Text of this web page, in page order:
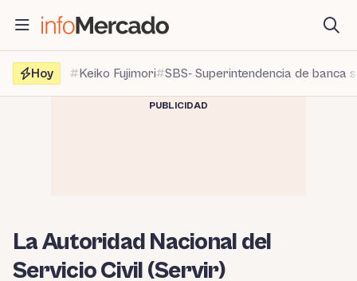
contenido
Hoy
Keiko Fujimori SBS- Superintendencia de banca
PUBLICIDAD
La Autoridad Nacional del
Servicio Civil (Servir)